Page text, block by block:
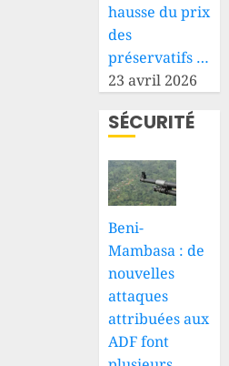
hausse du prix
des
préservatifs …
23 avril 2026
SÉCURITÉ
Beni-
Mambasa : de
nouvelles
attaques
attribuées aux
ADF font